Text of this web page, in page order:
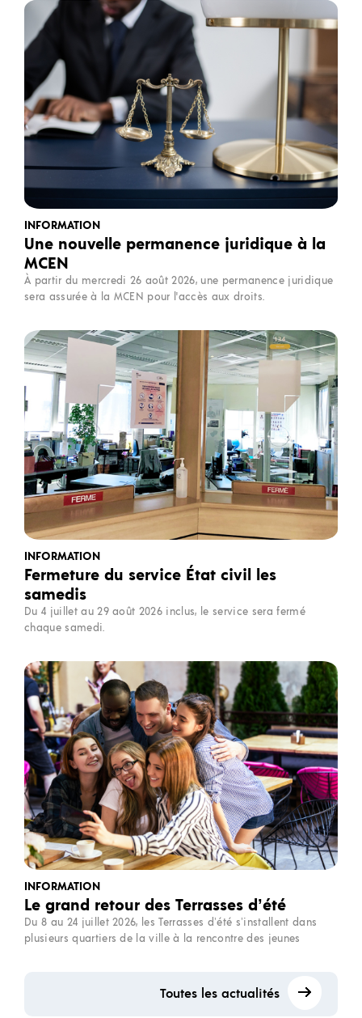
INFORMATION
Une nouvelle permanence juridique à la
MCEN
À partir du mercredi 26 août 2026, une permanence juridique
sera assurée à la MCEN pour l'accès aux droits.
INFORMATION
Fermeture du service État civil les
samedis
Du 4 juillet au 29 août 2026 inclus, le service sera fermé
chaque samedi.
INFORMATION
Le grand retour des Terrasses d’été
Du 8 au 24 juillet 2026, les Terrasses d’été s’installent dans
plusieurs quartiers de la ville à la rencontre des jeunes
Toutes les actualités